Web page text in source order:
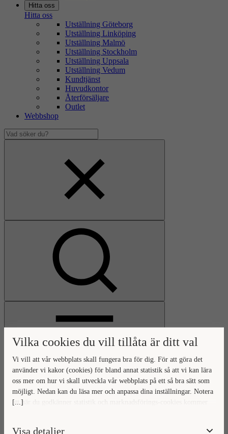
Vilka cookies du vill tillåta är ditt val
[...]
Vi vill att vår webbplats skall fungera bra för dig. För att göra det
använder vi kakor (cookies) för bland annat statistik så att vi kan lära
oss mer om hur vi skall utveckla vår webbplats på ett så bra sätt som
möjligt. Nedan kan du läsa mer och anpassa dina inställningar. Notera
att när du godkänner statistik och marknadsförings-cookies kommer
Visa detaljer
Hitta oss
Hitta oss
Utställning Göteborg
Utställning Linköping
Utställning Malmö
Utställning Stockholm
Utställning Uppsala
Utställning Vedum
Kundtjänst
Huvudkontor
Återförsäljare
Outlet
Webbshop
Vad
söker
Öppna
huvudmeny
GåStäng
huvudmeny